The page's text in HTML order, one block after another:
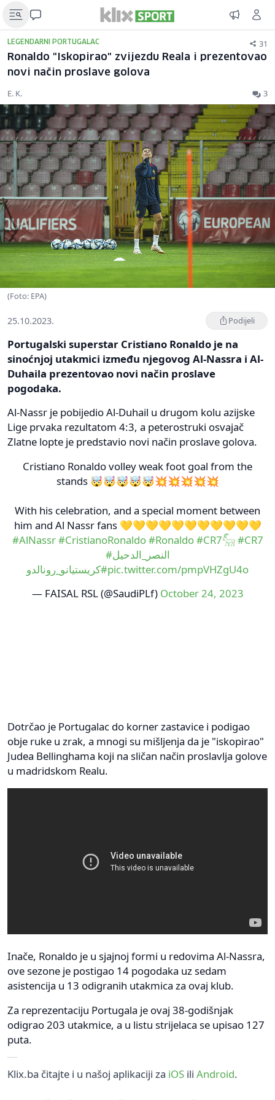
LEGENDARNI PORTUGALAC 31
Ronaldo "Iskopirao" zvijezdu Reala i prezentovao
novi način proslave golova
E. K. 3
(Foto: EPA)
25.10.2023. Podijeli
Portugalski superstar Cristiano Ronaldo je na
sinoćnjoj utakmici između njegovog Al-Nassra i Al-
Duhaila prezentovao novi način proslave
pogodaka.
Al-Nassr je pobijedio Al-Duhail u drugom kolu azijske
Lige prvaka rezultatom 4:3, a peterostruki osvajač
Zlatne lopte je predstavio novi način proslave golova.
Cristiano Ronaldo volley weak foot goal from the
stands 🤯🤯🤯🤯🤯💥💥💥💥💥
With his celebration, and a special moment between
him and Al Nassr fans 💛💛💛💛💛💛💛💛💛💛💛
#AlNassr#CristianoRonaldo#Ronaldo#CR7𓃵#CR7
#النصر_الدحيل
#كريستيانو_رونالدوpic.twitter.com/pmpVHZgU4o
— FAISAL RSL (@SaudiPLf) October 24, 2023
Dotrčao je Portugalac do korner zastavice i podigao
obje ruke u zrak, a mnogi su mišljenja da je "iskopirao"
Judea Bellinghama koji na sličan način proslavlja golove
u madridskom Realu.
Inače, Ronaldo je u sjajnoj formi u redovima Al-Nassra,
ove sezone je postigao 14 pogodaka uz sedam
asistencija u 13 odigranih utakmica za ovaj klub.
Za reprezentaciju Portugala je ovaj 38-godišnjak
odigrao 203 utakmice, a u listu strijelaca se upisao 127
puta.
Klix.ba čitajte i u našoj aplikaciji za iOS ili Android.